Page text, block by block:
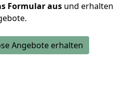
Formular aus und erhalten
Angebote erhalten